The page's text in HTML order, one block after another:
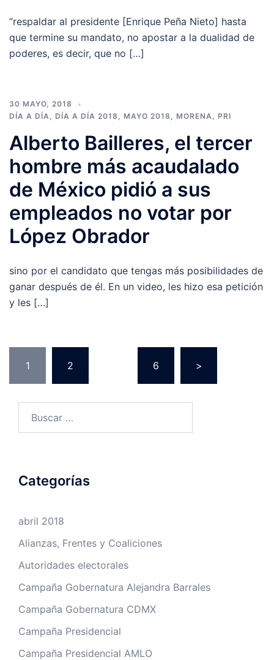
“respaldar al presidente [Enrique Peña Nieto] hasta
que termine su mandato, no apostar a la dualidad de
poderes, es decir, que no […]
30 MAYO, 2018
DÍA A DÍA, DÍA A DÍA 2018 , MAYO 2018 , MORENA, PRI
Alberto Bailleres, el tercer
hombre más acaudalado
de México pidió a sus
empleados no votar por
López Obrador
sino por el candidato que tengas más posibilidades de
ganar después de él. En un video, les hizo esa petición
y les […]
entradas
1 2 6 >
Categorías
abril 2018
Alianzas, Frentes y Coaliciones
Autoridades electorales
Campaña Gobernatura Alejandra Barrales
Campaña Gobernatura CDMX
Campaña Presidencial
Campaña Presidencial AMLO